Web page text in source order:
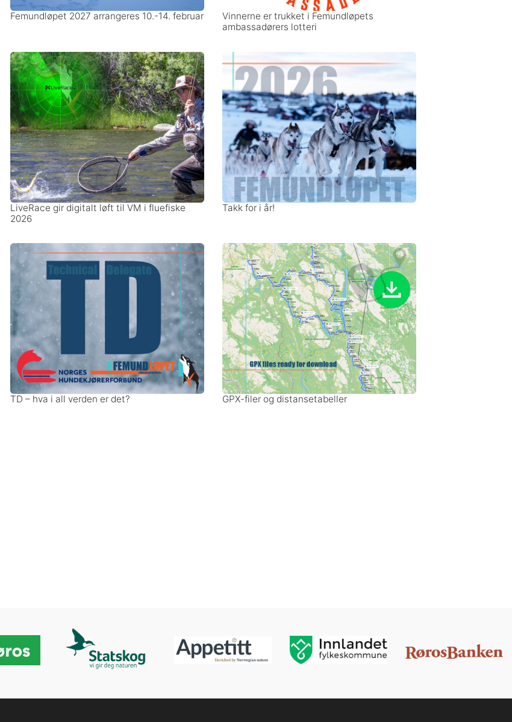
Femundløpet 2027 arrangeres 10.-14. februar
Vinnerne er trukket i Femundløpets
ambassadørers lotteri
LiveRace gir digitalt løft til VM i fluefiske
2026
Takk for i år!
TD – hva i all verden er det? GPX-filer og distansetabeller